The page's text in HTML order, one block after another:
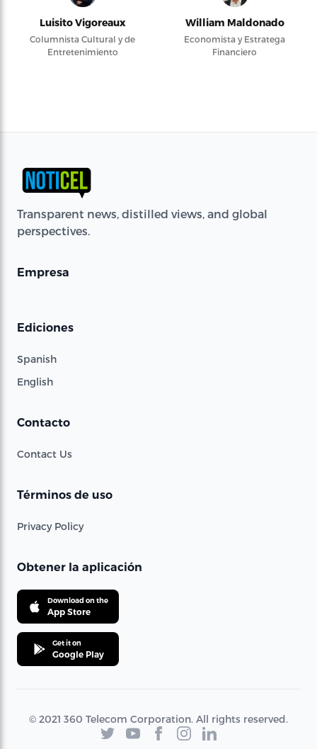
Luisito Vigoreaux
Columnista Cultural y de
Entretenimiento
William Maldonado
Economista y Estratega
Financiero
Transparent news, distilled views, and global
perspectives.
Empresa
Ediciones
Spanish
English
Contacto
Contact Us
Términos de uso
Privacy Policy
Obtener la aplicación
Download on the
App Store
Get it on
Google Play
© 2021 360 Telecom Corporation. All rights reserved.